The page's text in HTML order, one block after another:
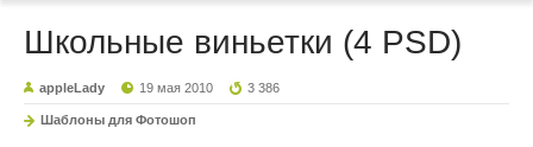
Школьные виньетки (4 PSD)
appleLady 19 мая 2010 3 386
Шаблоны для Фотошоп